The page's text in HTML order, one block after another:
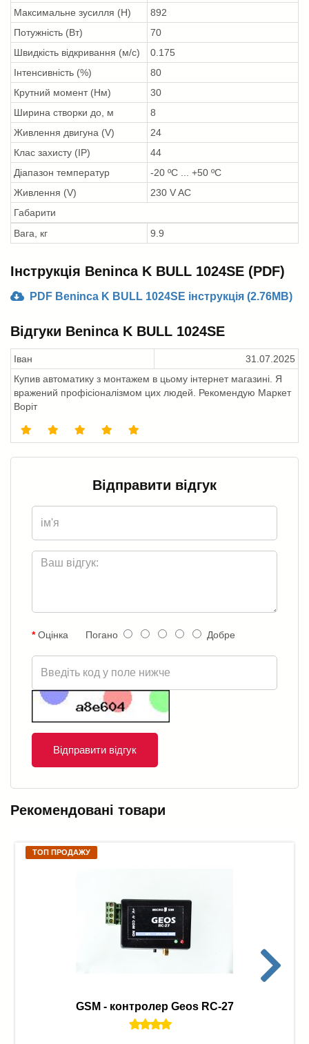
Максимальне зусилля (Н)
892
Потужність (Вт)
70
Швидкість відкривання (м/с)
0.175
Інтенсивність (%)
80
Крутний момент (Нм)
30
Ширина створки до, м
8
Живлення двигуна (V)
24
Клас захисту (IP)
44
Діапазон температур
-20 ºС ... +50 ºС
Живлення (V)
230 V AC
Габарити
Вага, кг
9.9
Інструкція Beninca K BULL 1024SE (PDF)
PDF Beninca K BULL 1024SE інструкція (2.76MB)
Відгуки Beninca K BULL 1024SE
Іван
31.07.2025
Купив автоматику з монтажем в цьому інтернет магазині. Я
вражений профісіоналізмом цих людей. Рекомендую Маркет
Воріт
Відправити відгук
Оцінка Погано Добре
Відправити відгук
Рекомендовані товари
ТОП ПРОДАЖУ
GSM - контролер Geos RC-27